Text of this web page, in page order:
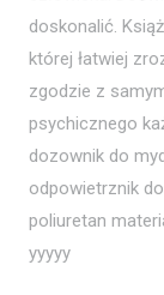
doskonalić.
której łatwiej
zgodzie z
psychicznego
dozownik do
odpowietrznik
poliuretan
yyyyy